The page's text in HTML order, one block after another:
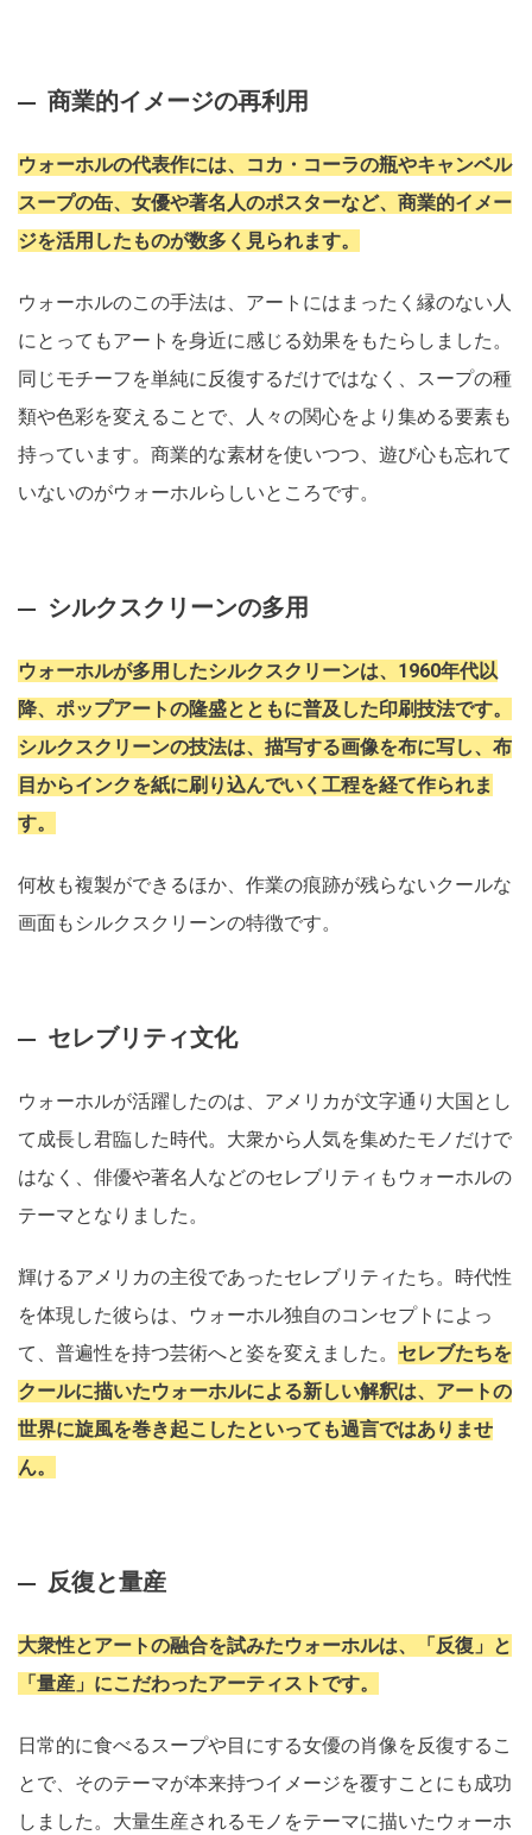
商業的イメージの再利用
ウォーホルの代表作には、コカ・コーラの瓶やキャンベル
スープの缶、女優や著名人のポスターなど、商業的イメー
ジを活用したものが数多く見られます。
ウォーホルのこの手法は、アートにはまったく縁のない人
にとってもアートを身近に感じる効果をもたらしました。
同じモチーフを単純に反復するだけではなく、スープの種
類や色彩を変えることで、人々の関心をより集める要素も
持っています。商業的な素材を使いつつ、遊び心も忘れて
いないのがウォーホルらしいところです。
シルクスクリーンの多用
ウォーホルが多用したシルクスクリーンは、1960年代以
降、ポップアートの隆盛とともに普及した印刷技法です。
シルクスクリーンの技法は、描写する画像を布に写し、布
目からインクを紙に刷り込んでいく工程を経て作られま
す。
何枚も複製ができるほか、作業の痕跡が残らないクールな
画面もシルクスクリーンの特徴です。
セレブリティ文化
ウォーホルが活躍したのは、アメリカが文字通り大国とし
て成長し君臨した時代。大衆から人気を集めたモノだけで
はなく、俳優や著名人などのセレブリティもウォーホルの
テーマとなりました。
輝けるアメリカの主役であったセレブリティたち。時代性
を体現した彼らは、ウォーホル独自のコンセプトによっ
て、普遍性を持つ芸術へと姿を変えました。 セレブたちを
クールに描いたウォーホルによる新しい解釈は、アートの
世界に旋風を巻き起こしたといっても過言ではありませ
ん。
反復と量産
大衆性とアートの融合を試みたウォーホルは、「反復」と
「量産」にこだわったアーティストです。
日常的に食べるスープや目にする女優の肖像を反復するこ
とで、そのテーマが本来持つイメージを覆すことにも成功
しました。大量生産されるモノをテーマに描いたウォーホ